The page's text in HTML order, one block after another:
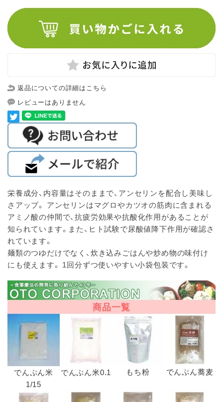
返品についての詳細はこちら
レビューはありません
栄養成分、内容量はそのままで、アンセリンを配合し美味し
さアップ。 アンセリンはマグロやカツオの筋肉に含まれる
アミノ酸の仲間で、抗疲労効果や抗酸化作用があることが
知られています。また、ヒト試験で尿酸値降下作用が確認さ
れています。
麺類のつゆだけでなく、炊き込みごはんや炒め物の味付け
にも使えます。 1回分ずつ使いやすい小袋包装です。
商品一覧
でんぷん米
1/15
でんぷん米0.1 もち粉 でんぷん蕎麦